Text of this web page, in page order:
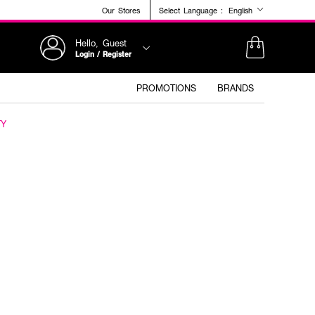
Our Stores Select Language : English
Hello, Guest
Login / Register
PROMOTIONS BRANDS